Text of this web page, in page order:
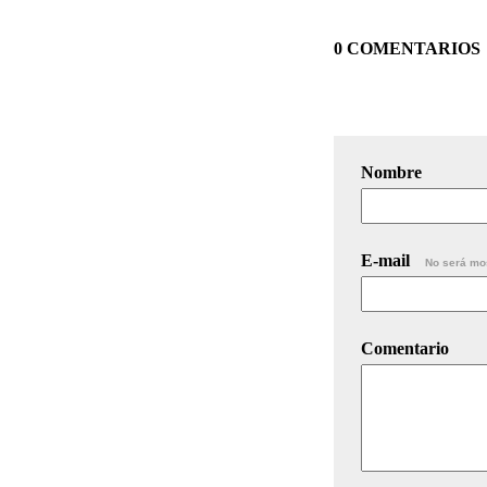
0 COMENTARIOS
Nombre
E-mail No será
Comentario